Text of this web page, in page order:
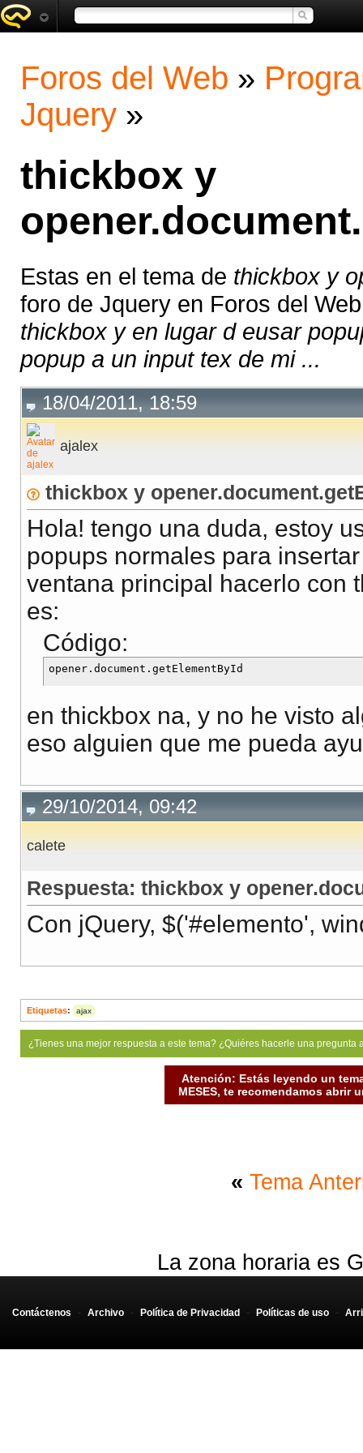
Foros del Web »
Jquery »
thickbox y
Estas en el tema de thickbox y
foro de Jquery en Foros del
thickbox y en lugar d eusar
popup a un input tex de mi ...
18/04/2011, 18:59
ajalex
thickbox y
Hola! tengo una duda, estoy
popups normales para
ventana principal hacerlo con
es:
Código:
en thickbox na, y no he visto
eso alguien que me pueda
29/10/2014, 09:42
calete
Respuesta: thickbox y
Con jQuery, $('#elemento',
Etiquetas: ajax
¿Tienes una mejor respuesta a este tema? ¿Quiéres hacerle una
Atención: Estás leyendo un
MESES, te recomendamos abrir
« Tema
La zona horaria es
Contáctenos - Archivo - Política de Privacidad - Políticas de uso -